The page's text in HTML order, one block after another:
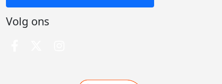
Volg ons